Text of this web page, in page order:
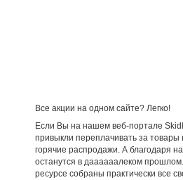
Все акции на одном сайте? Легко!
Если Вы на нашем веб-портале
привыкли переплачивать за товары
горячие распродажи. А благодаря
останутся в даааааалеком
ресурсе собраны практически все